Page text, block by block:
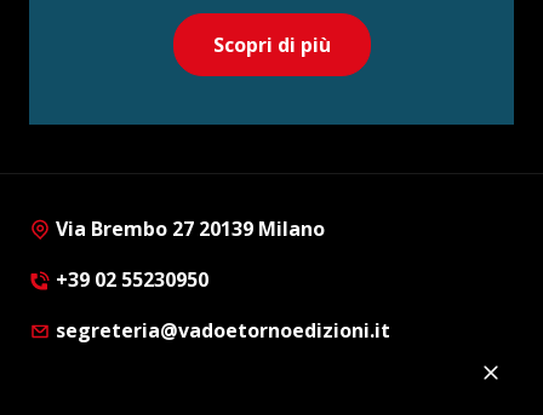
Scopri di più
Via Brembo 27 20139 Milano
+39 02 55230950
segreteria@vadoetornoedizioni.it